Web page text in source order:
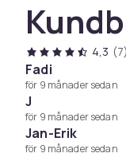
Super Fast
Ladda
med
USB-C
Intelligent
4,3 (7)
Fadi
för 9 månader sedan
J
för 9 månader sedan
Jan-Erik
för 9 månader sedan